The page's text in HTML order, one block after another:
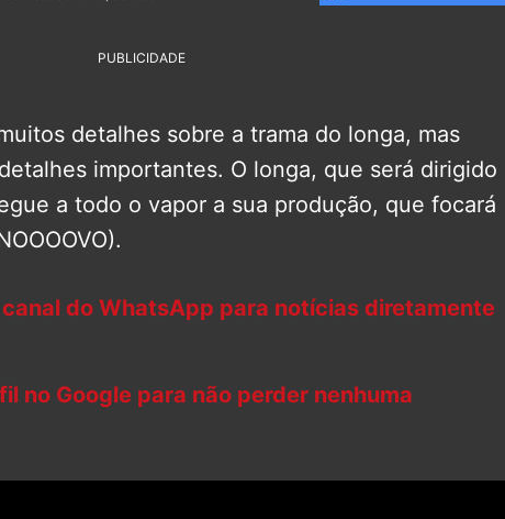
PUBLICIDADE
detalhes sobre a trama do longa, mas
importantes. O longa, que será dirigido
a todo o vapor a sua produção, que focará
canal do WhatsApp para notícias diretamente
no Google para não perder nenhuma